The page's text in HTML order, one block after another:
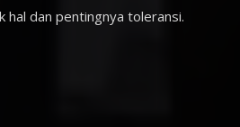
hal dan pentingnya toleransi.